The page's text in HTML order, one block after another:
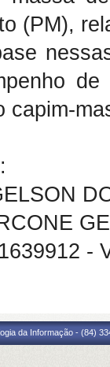
(PM),
capim-
-
da Informação - (84)